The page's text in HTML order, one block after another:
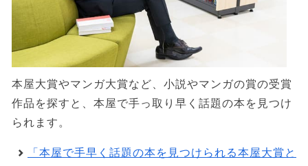
本屋大賞やマンガ大賞など、小説やマンガの賞の受賞
作品を探すと、本屋で手っ取り早く話題の本を見つけ
られます。
「本屋で手早く話題の本を見つけられる本屋大賞と